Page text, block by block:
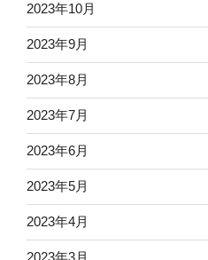
2023年10月
2023年9月
2023年8月
2023年7月
2023年6月
2023年5月
2023年4月
2023年3月